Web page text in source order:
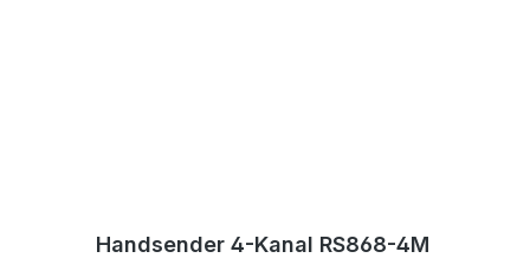
Handsender 4-Kanal RS868-4M